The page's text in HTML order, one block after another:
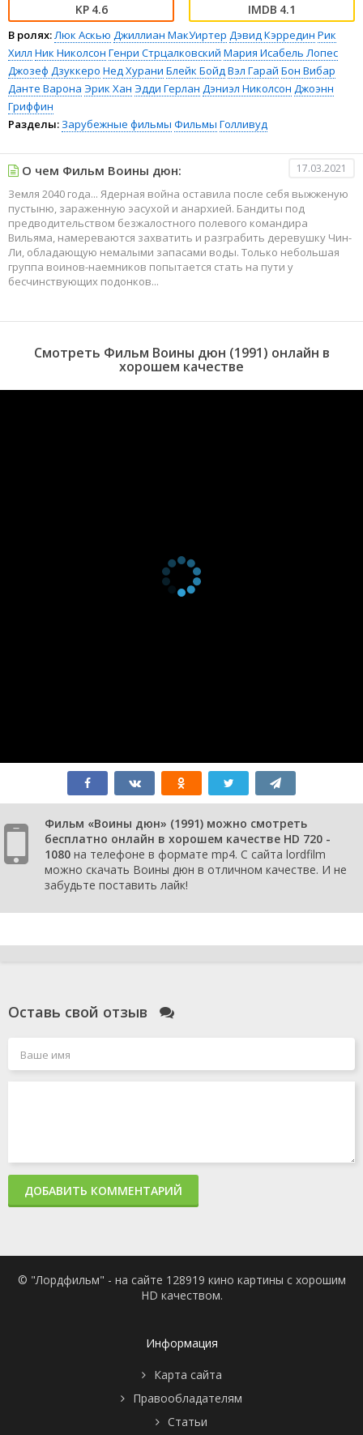
4.6 4.1
В ролях:Люк Аскью Джиллиан МакУиртер Дэвид Кэрредин Рик
Хилл Ник Николсон Генри Стрцалковский Мария Исабель Лопес
Джозеф Дзуккеро Нед Хурани Блейк БойдВэл Гарай Бон Вибар
Данте Варона Эрик Хан Эдди Герлан Дэниэл Николсон Джоэнн
Гриффин
Разделы: Зарубежные фильмы Фильмы Голливуд
О чем Фильм Воины дюн: 17.03.2021
Земля 2040 года... Ядерная война оставила после себя выжженую
пустыню, зараженную эасухой и анархией. Бандиты под
предводительством безжалостного полевого командира
Вильяма, намереваются захватить и разграбить деревушку Чин-
Ли, обладающую немалыми запасами воды. Только небольшая
группа воинов-наемников попытается стать на пути у
бесчинствующих подонков...
Смотреть Фильм Воины дюн (1991) онлайн в
хорошем качестве
Фильм «Воины дюн» (1991) можно смотреть
бесплатно онлайн в хорошем качестве HD 720 -
1080 на телефоне в формате mp4. С сайта lordfilm
можно скачать Воины дюн в отличном качестве. И не
забудьте поставить лайк!
Оставь свой отзыв
ДОБАВИТЬ КОММЕНТАРИЙ
© "Лордфильм" - на сайте 128919 кино картины с хорошим
HD качеством.
Информация
Карта сайта
Правообладателям
Статьи